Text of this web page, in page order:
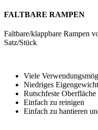
FALTBARE RAMPEN
Faltbare/klappbare Rampen
Satz/Stück
Viele
Niedriges Eigengewicht
Rutschfeste Oberfläche
Einfach zu reinigen
Einfach zu hantieren